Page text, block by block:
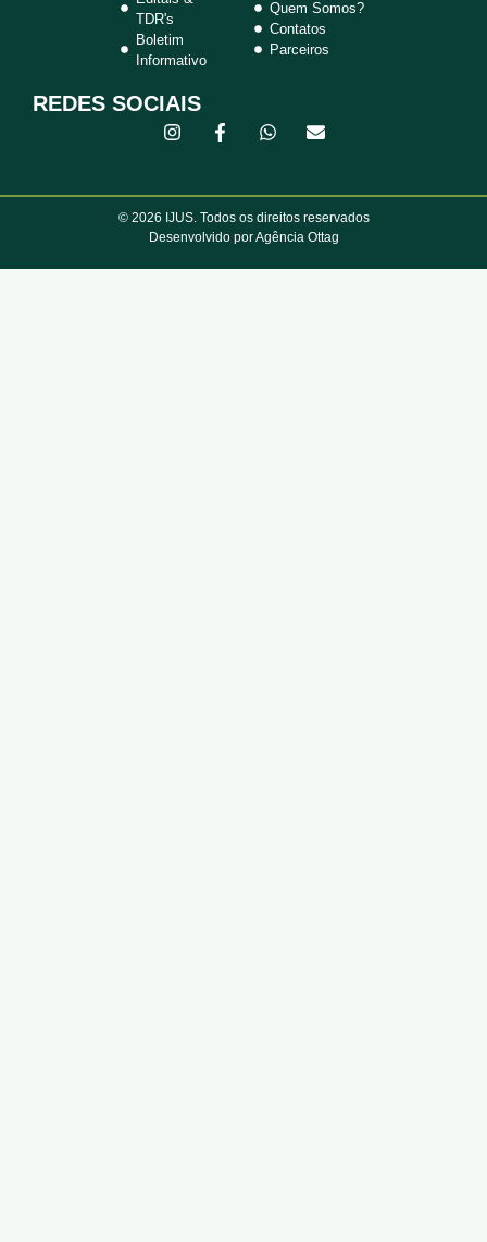
TDR's
Boletim
Informativo
Quem Somos?
Contatos
Parceiros
REDES SOCIAIS
© 2026 IJUS. Todos os direitos reservados
Desenvolvido por Agência Ottag